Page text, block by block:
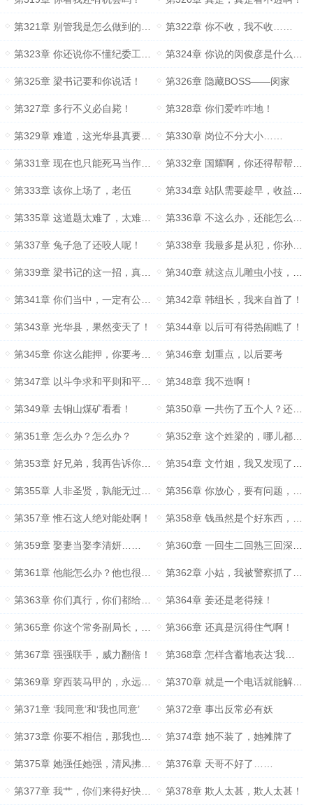
第321章 别管我是怎么做到的，你们就说害不害怕就完了！ 第322章 你不收，我不收……
第323章 你还说你不懂纪委工作？ 第324章 你说的闵俊彦是什么人？
第325章 梁书记要和你说话！ 第326章 隐藏BOSS——闵家
第327章 多行不义必自毙！ 第328章 你们爱咋咋地！
第329章 难道，这光华县真要变天了吗？ 第330章 岗位不分大小……
第331章 现在也只能死马当作活马医了！ 第332章 国耀啊，你还得帮帮我啊！
第333章 该你上场了，老伍 第334章 站队需要趁早，收益才会更高
第335章 这道题太难了，太难了！ 第336章 不这么办，还能怎么办呢？
第337章 兔子急了还咬人呢！ 第338章 我最多是从犯，你孙国耀才是主谋！
第339章 梁书记的这一招，真是高！ 第340章 就这点儿雕虫小技，能把他们闵家怎么样？
第341章 你们当中，一定有公安局的奸细！ 第342章 韩组长，我来自首了！
第343章 光华县，果然变天了！ 第344章 以后可有得热闹瞧了！
第345章 你这么能押，你要考研啊？ 第346章 划重点，以后要考
第347章 以斗争求和平则和平存^ 第348章 我不造啊！
第349章 去铜山煤矿看看！ 第350章 一共伤了五个人？还都是轻伤？
第351章 怎么办？怎么办？ 第352章 这个姓梁的，哪儿都有他！
第353章 好兄弟，我再告诉你一个秘密 第354章 文竹姐，我又发现了一个重要的情况
第355章 人非圣贤，孰能无过…… 第356章 你放心，要有问题，早就有了！
第357章 惟石这人绝对能处啊！ 第358章 钱虽然是个好东西，但还得有命花才行！
第359章 娶妻当娶李清妍…… 第360章 一回生二回熟三回深接触……
第361章 他能怎么办？他也很无奈啊！ 第362章 小姑，我被警察抓了……
第363章 你们真行，你们都给我等着！ 第364章 姜还是老得辣！
第365章 你这个常务副局长，还想不想干了？ 第366章 还真是沉得住气啊！
第367章 强强联手，威力翻倍！ 第368章 怎样含蓄地表达‘我已经被收买了’？
第369章 穿西装马甲的，永远干不过穿行政夹克的！ 第370章 就是一个电话就能解决的小事儿，玩瑞一贼！
第371章 ‘我同意’和‘我也同意’ 第372章 事出反常必有妖
第373章 你要不相信，那我也没办法！ 第374章 她不装了，她摊牌了
第375章 她强任她强，清风拂山冈…… 第376章 天哥不好了……
第377章 我艹，你们来得好快啊！ 第378章 欺人太甚，欺人太甚！